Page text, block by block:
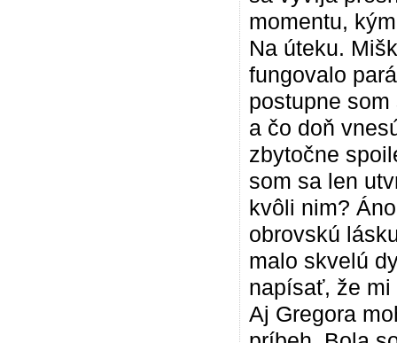
momentu,
Na úteku.
fungovalo
postupne
a čo doň
zbytočne
som sa len
kvôli nim?
obrovskú
malo skvelú
napísať, že
Aj Gregora